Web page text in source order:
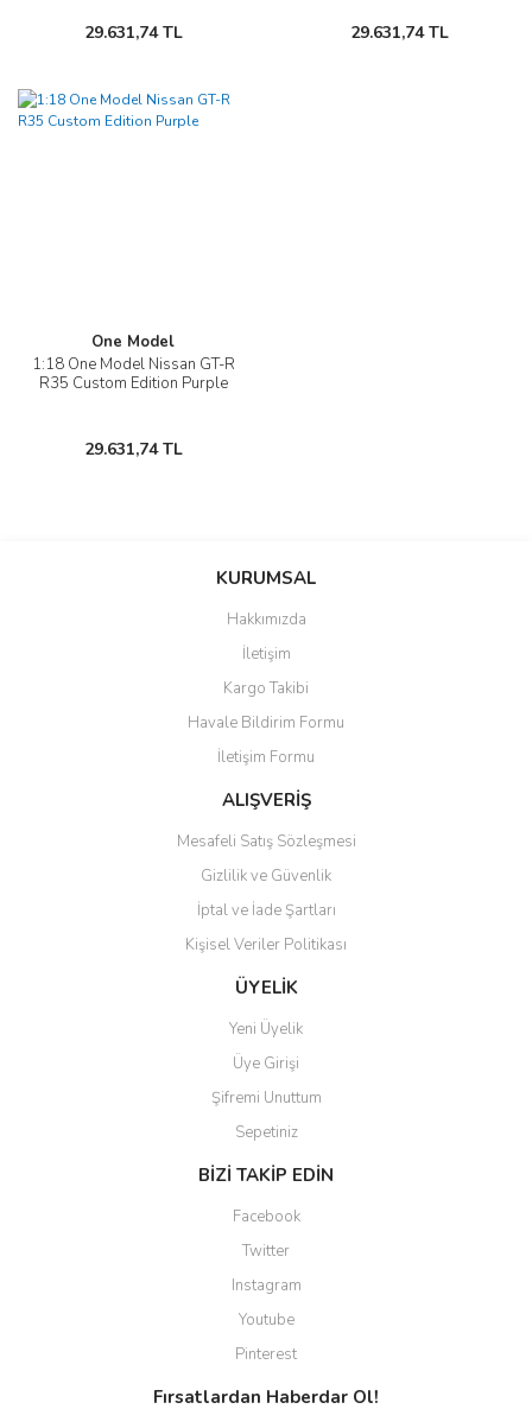
29.631,74 TL 29.631,74 TL
One Model
1:18 One Model Nissan GT-R
R35 Custom Edition Purple
29.631,74 TL
KURUMSAL
Hakkımızda
İletişim
Kargo Takibi
Havale Bildirim Formu
İletişim Formu
ALIŞVERİŞ
Mesafeli Satış Sözleşmesi
Gizlilik ve Güvenlik
İptal ve İade Şartları
Kişisel Veriler Politikası
ÜYELİK
Yeni Üyelik
Üye Girişi
Şifremi Unuttum
Sepetiniz
BİZİ TAKİP EDİN
Facebook
Twitter
Instagram
Youtube
Pinterest
Fırsatlardan Haberdar Ol!